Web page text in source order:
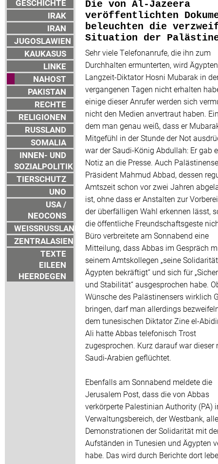
GESCHICHTE
IRAK
IRAN
JUGOSLAWIEN
KAUKASUS
LINKE
NAHOST
PAKISTAN
RECHTE
RELIGIONEN
RUSSLAND
SOMALIA
INNEN- UND
SOZIALPOLITIK
TIERSCHUTZ
UNO
USA /
NEOCONS
WEISSRUSSLAND
ZENTRALASIEN
TEXTE
EILEEN
HEERDEGEN
Die von Al-Jazeera
veröffentlichten
beleuchten die
Situation der
Sehr viele Telefonanrufe, die ihn zum
Durchhalten ermunterten, wird
Langzeit-Diktator Hosni Mubarak in
vergangenen Tagen nicht erhalten
einige dieser Anrufer werden sich
nicht den Medien anvertraut haben.
dem man genau weiß, dass er
Mitgefühl in der Stunde der Not
war der Saudi-König Abdullah: Er gab
Notiz an die Presse. Auch
Präsident Mahmud Abbad, dessen
Amtszeit schon vor zwei Jahren
ist, ohne dass er Anstalten zur
der überfälligen Wahl erkennen lässt,
die öffentliche Freundschaftsgeste
Büro verbreitete am Sonnabend eine
Mitteilung, dass Abbas im Gespräch
seinem Amtskollegen „seine
Ägypten bekräftigt“ und sich für
und Stabilität“ ausgesprochen habe.
Wünsche des Palästinensers wirklich
bringen, darf man allerdings
dem tunesischen Diktator Zine el-
Ali hatte Abbas telefonisch Trost
zugesprochen. Kurz darauf war dieser
Saudi-Arabien geflüchtet.
Ebenfalls am Sonnabend meldete die
Jerusalem Post, dass die von Abbas
verkörperte Palestinian Authority (PA)
Verwaltungsbereich, der Westbank, alle
Demonstrationen der Solidarität mit
Aufständen in Tunesien und Ägypten
habe. Das wird durch Berichte dort